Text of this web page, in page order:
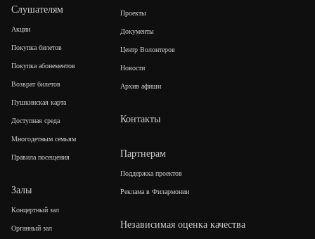
Слушателям
Акции
Покупка билетов
Покупка абонементов
Возврат билетов
Пушкинская карта
Доступная среда
Многодетным семьям
Правила посещения
Залы
Концертный зал
Органный зал
Проекты
Документы
Центр Волонтеров
Новости
Архив афиши
Контакты
Партнерам
Поддержка проектов
Реклама в Филармонии
Независимая оценка качества